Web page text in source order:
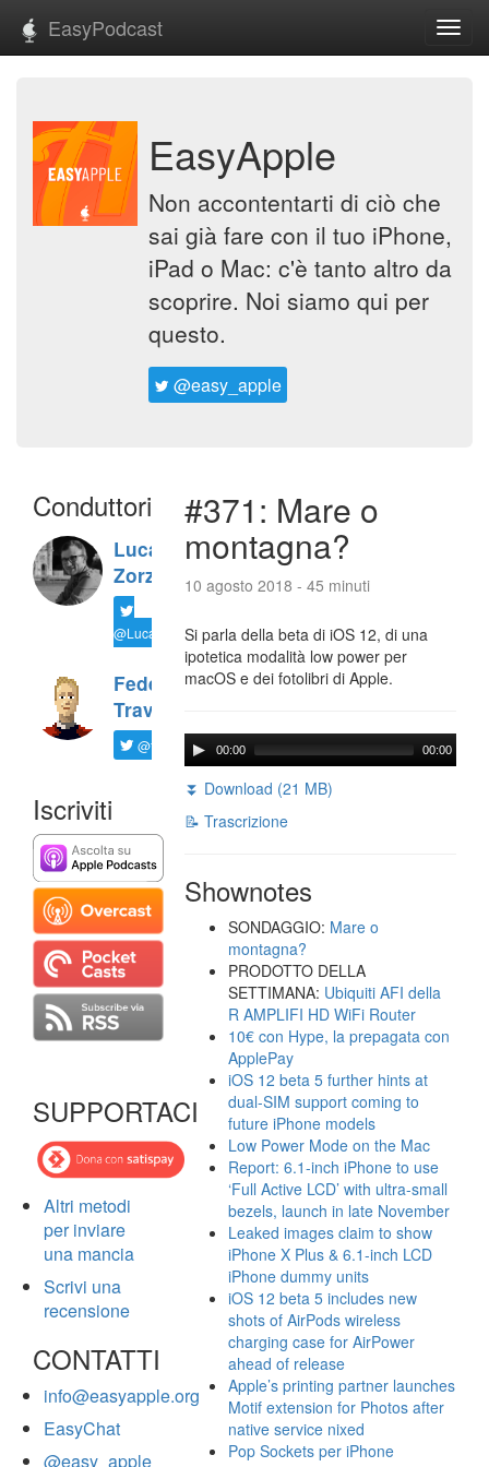
EasyPodcast
EasyApple
Non accontentarti di ciò che
sai già fare con il tuo iPhone,
iPad o Mac: c'è tanto altro da
scoprire. Noi siamo qui per
questo.
@easy_apple
Conduttori
Luca
Zorzi
@LucaTNT
Federico
Travaini
@ftrava
Iscriviti
SUPPORTACI
Altri metodi
per inviare
una mancia
Scrivi una
recensione
CONTATTI
info@easyapple.org
EasyChat
@easy_apple
#371: Mare o
montagna?
10 agosto 2018 - 45 minuti
Si parla della beta di iOS 12, di una
ipotetica modalità low power per
macOS e dei fotolibri di Apple.
00:00 00:00
⏬ Download (21 MB)
📝 Trascrizione
Shownotes
SONDAGGIO: Mare o
montagna?
PRODOTTO DELLA
SETTIMANA: Ubiquiti AFI della
R AMPLIFI HD WiFi Router
10€ con Hype, la prepagata con
ApplePay
iOS 12 beta 5 further hints at
dual-SIM support coming to
future iPhone models
Low Power Mode on the Mac
Report: 6.1-inch iPhone to use
‘Full Active LCD’ with ultra-small
bezels, launch in late November
Leaked images claim to show
iPhone X Plus & 6.1-inch LCD
iPhone dummy units
iOS 12 beta 5 includes new
shots of AirPods wireless
charging case for AirPower
ahead of release
Apple’s printing partner launches
Motif extension for Photos after
native service nixed
Pop Sockets per iPhone